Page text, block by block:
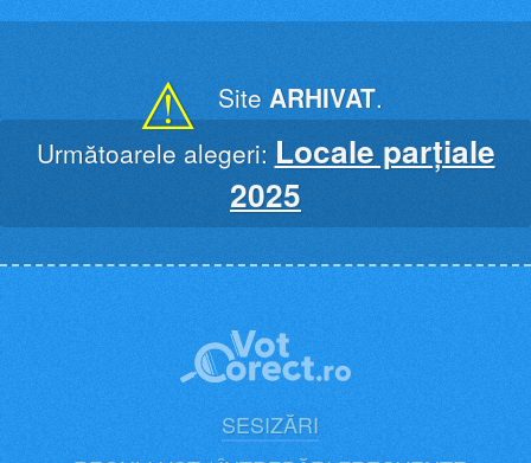
⚠ Site ARHIVAT.
Următoarele alegeri: Locale parțiale
2025
SESIZĂRI